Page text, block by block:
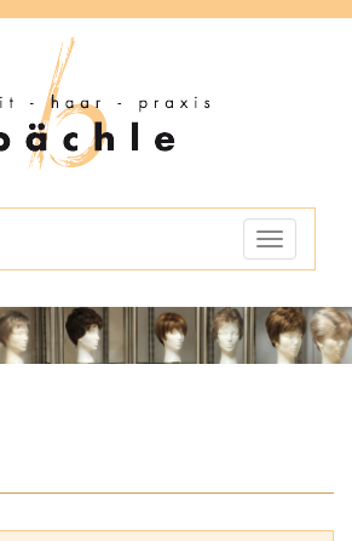
Toggle
navigation